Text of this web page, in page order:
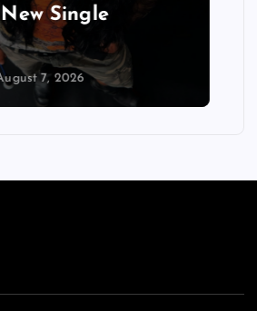
Following Hotel
August 7, 2026